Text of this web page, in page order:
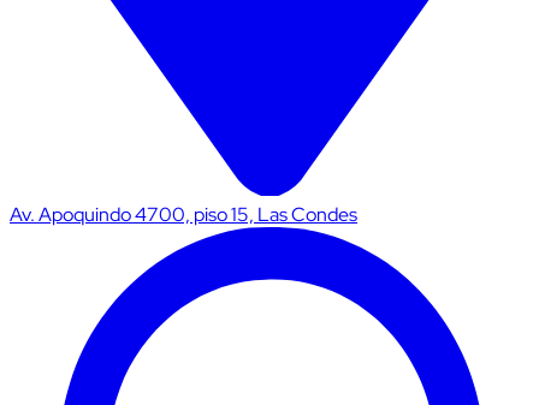
Av. Apoquindo 4700, piso 15, Las Condes